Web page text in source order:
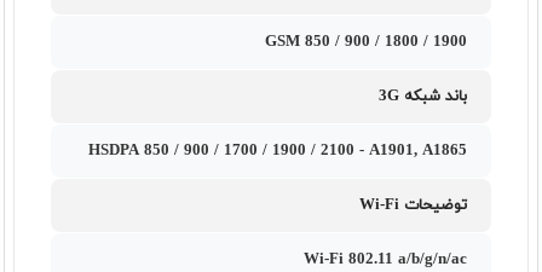
GSM 850 / 900 / 1800 / 1900
باند شبکه 3G
HSDPA 850 / 900 / 1700 / 1900 / 2100 - A1901, A1865
توضیحات Wi-Fi
Wi-Fi 802.11 a/b/g/n/ac